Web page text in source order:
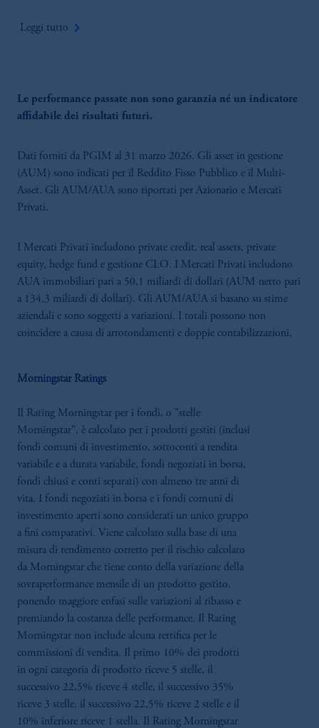
Leggi tutto keyboard_arrow_right
Le performance passate non sono garanzia né un indicatore
affidabile dei risultati futuri.
Dati forniti da PGIM al 31 marzo 2026. Gli asset in gestione
(AUM) sono indicati per il Reddito Fisso Pubblico e il Multi-
Asset. Gli AUM/AUA sono riportati per Azionario e Mercati
Privati.
I Mercati Privati includono private credit, real assets, private
equity, hedge fund e gestione CLO. I Mercati Privati includono
AUA immobiliari pari a 50,1 miliardi di dollari (AUM netto pari
a 134,3 miliardi di dollari). Gli AUM/AUA si basano su stime
aziendali e sono soggetti a variazioni. I totali possono non
coincidere a causa di arrotondamenti e doppie contabilizzazioni.
Morningstar Ratings
Il Rating Morningstar per i fondi, o "stelle
Morningstar", è calcolato per i prodotti gestiti (inclusi
fondi comuni di investimento, sottoconti a rendita
variabile e a durata variabile, fondi negoziati in borsa,
fondi chiusi e conti separati) con almeno tre anni di
vita. I fondi negoziati in borsa e i fondi comuni di
investimento aperti sono considerati un unico gruppo
a fini comparativi. Viene calcolato sulla base di una
misura di rendimento corretto per il rischio calcolato
da Morningstar che tiene conto della variazione della
sovraperformance mensile di un prodotto gestito,
ponendo maggiore enfasi sulle variazioni al ribasso e
premiando la costanza delle performance. Il Rating
Morningstar non include alcuna rettifica per le
commissioni di vendita. Il primo 10% dei prodotti
in ogni categoria di prodotto riceve 5 stelle, il
successivo 22,5% riceve 4 stelle, il successivo 35%
riceve 3 stelle, il successivo 22,5% riceve 2 stelle e il
10% inferiore riceve 1 stella. Il Rating Morningstar